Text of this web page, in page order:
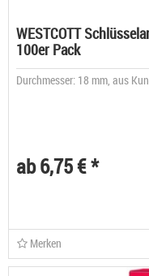
WESTCOTT
100er Pack
Durchmesser: 18 mm, aus
ab 6,75 € *
Merken